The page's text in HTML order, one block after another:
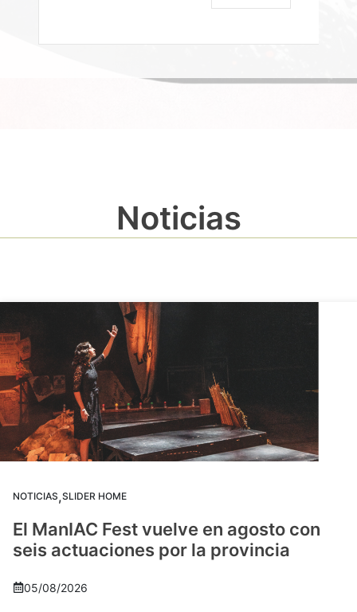
Noticias
NOTICIAS,SLIDER HOME
El ManIAC Fest vuelve en agosto con
seis actuaciones por la provincia
05/08/2026